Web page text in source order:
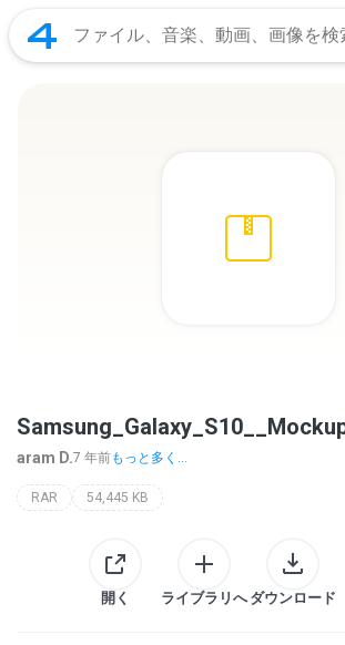
aram D.7 年前もっと多く...
RAR 54,445 KB
開く ライブラリへ ダウンロード